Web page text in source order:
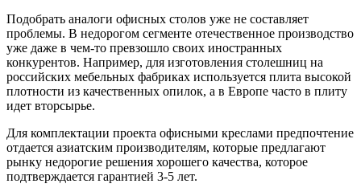
Подобрать аналоги офисных столов уже не составляет
проблемы. В недорогом сегменте отечественное производство
уже даже в чем-то превзошло своих иностранных
конкурентов. Например, для изготовления столешниц на
российских мебельных фабриках используется плита высокой
плотности из качественных опилок, а в Европе часто в плиту
идет вторсырье.
Для комплектации проекта офисными креслами предпочтение
отдается азиатским производителям, которые предлагают
рынку недорогие решения хорошего качества, которое
подтверждается гарантией 3-5 лет.